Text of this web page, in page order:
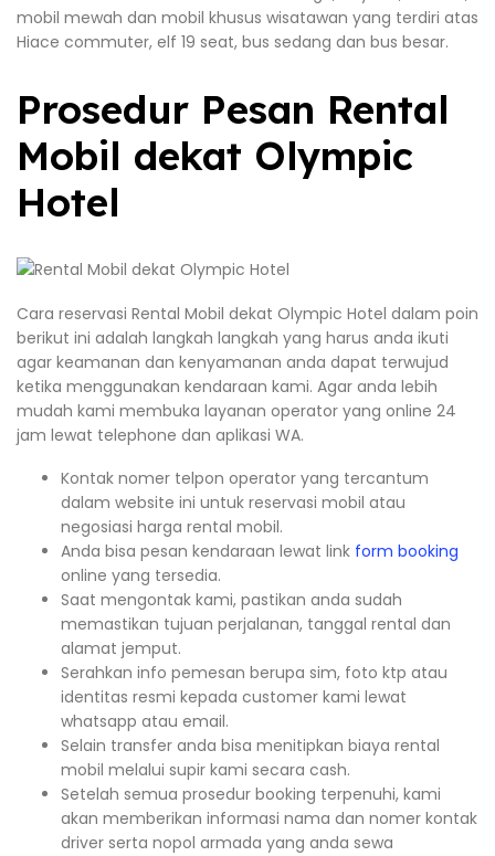
mobil mewah dan mobil khusus wisatawan yang terdiri atas
Hiace commuter, elf 19 seat, bus sedang dan bus besar.
Prosedur Pesan Rental
Mobil dekat Olympic
Hotel
Cara reservasi Rental Mobil dekat Olympic Hotel dalam poin
berikut ini adalah langkah langkah yang harus anda ikuti
agar keamanan dan kenyamanan anda dapat terwujud
ketika menggunakan kendaraan kami. Agar anda lebih
mudah kami membuka layanan operator yang online 24
jam lewat telephone dan aplikasi WA.
Kontak nomer telpon operator yang tercantum
dalam website ini untuk reservasi mobil atau
negosiasi harga rental mobil.
Anda bisa pesan kendaraan lewat link form booking
online yang tersedia.
Saat mengontak kami, pastikan anda sudah
memastikan tujuan perjalanan, tanggal rental dan
alamat jemput.
Serahkan info pemesan berupa sim, foto ktp atau
identitas resmi kepada customer kami lewat
whatsapp atau email.
Selain transfer anda bisa menitipkan biaya rental
mobil melalui supir kami secara cash.
Setelah semua prosedur booking terpenuhi, kami
akan memberikan informasi nama dan nomer kontak
driver serta nopol armada yang anda sewa